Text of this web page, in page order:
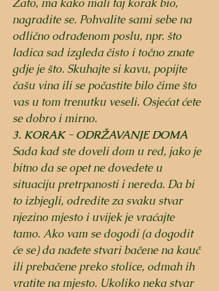
Zato, ma kako mali taj korak bio,
nagradite se. Pohvalite sami sebe na
odlično odrađenom poslu, npr. što
ladica sad izgleda čisto i točno znate
gdje je što. Skuhajte si kavu, popijte
čašu vina ili se počastite bilo čime što
vas u tom trenutku veseli. Osjećat ćete
se dobro i mirno.
3. KORAK - ODRŽAVANJE DOMA
Sada kad ste doveli dom u red, jako je
bitno da se opet ne dovedete u
situaciju pretrpanosti i nereda. Da bi
to izbjegli, odredite za svaku stvar
njezino mjesto i uvijek je vraćajte
tamo. Ako vam se dogodi (a dogodit
će se) da nađete stvari bačene na kauč
ili prebačene preko stolice, odmah ih
vratite na mjesto. Ukoliko neka stvar